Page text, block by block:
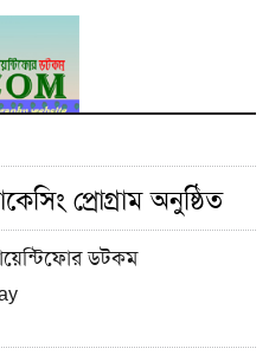
প্রোগ্রাম অনুষ্ঠিত
ডটকম